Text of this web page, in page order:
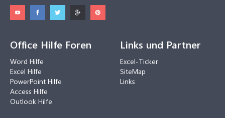
Office Hilfe Foren
Word Hilfe
Excel Hilfe
PowerPoint Hilfe
Access Hilfe
Outlook Hilfe
Links und Partner
Excel-Ticker
SiteMap
Links